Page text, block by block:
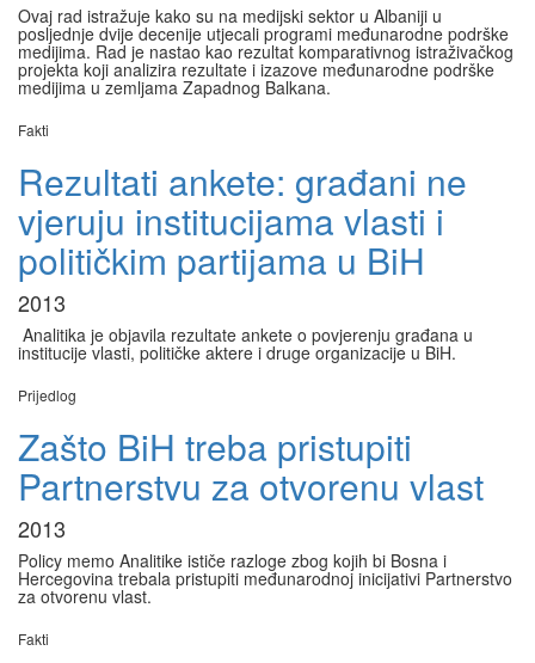
Ovaj rad istražuje kako su na medijski sektor u Albaniji u
posljednje dvije decenije utjecali programi međunarodne podrške
medijima. Rad je nastao kao rezultat komparativnog istraživačkog
projekta koji analizira rezultate i izazove međunarodne podrške
medijima u zemljama Zapadnog Balkana.
Fakti
Rezultati ankete: građani ne
vjeruju institucijama vlasti i
političkim partijama u BiH
2013
Analitika je objavila rezultate ankete o povjerenju građana u
institucije vlasti, političke aktere i druge organizacije u BiH.
Prijedlog
Zašto BiH treba pristupiti
Partnerstvu za otvorenu vlast
2013
Policy memo Analitike ističe razloge zbog kojih bi Bosna i
Hercegovina trebala pristupiti međunarodnoj inicijativi Partnerstvo
za otvorenu vlast.
Fakti